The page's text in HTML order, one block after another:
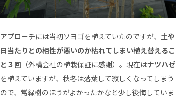
アプローチには当初ソヨゴを植えていたのですが、 土や
日当たりとの相性が悪いのか枯れてしまい植え替えるこ
と３回 （外構会社の植栽保証に感謝）。現在はナツハゼ
を植えていますが、秋冬は落葉して寂しくなってしまう
ので、常緑樹のほうがよかったかなと少し後悔していま